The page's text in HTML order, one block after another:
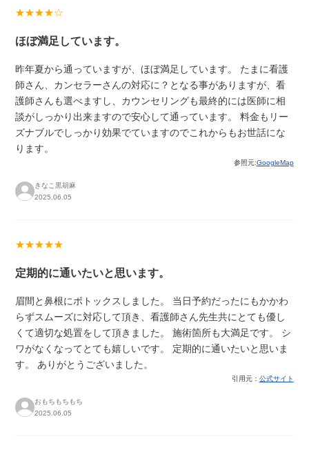
★★★★☆
ほぼ満足しています。
昨年夏から通っていますが、ほぼ満足しています。 たまに看護
師さん、カンセラーさんの対応に？となる事がありますが、看
護師さんも選べますし、カウンセリングも最終的には医師に相
談がしっかり出来ますので安心して通っています。 料金もリー
ズナブルでしっかり効果でていますのでこれからもお世話にな
ります。
参照元:GoogleMap
きなこ黒胡麻
2025.06.05
★★★★★
定期的に通いたいと思います。
眉間と鼻根にボトックスしました。 当日予約だったにもかかわ
らずスムーズに対応して頂き、看護師さん先生共にとても優し
くて適切な処置をして頂きました。 施術箇所も大満足です。 シ
ワがなくなってとても嬉しいです。 定期的に通いたいと思いま
す。 ありがとうございました。
引用元： 公式サイト
おもちもちもち
2025.06.05